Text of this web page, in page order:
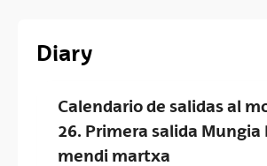
Diary
Calendario de salidas al
26. Primera salida Mungia
mendi martxa